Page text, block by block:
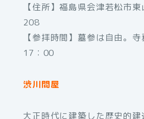
【住所】福島県会津若松市
208
【参拝時間】墓参は自由。
17：00
渋川問屋
大正時代に建築した歴史的